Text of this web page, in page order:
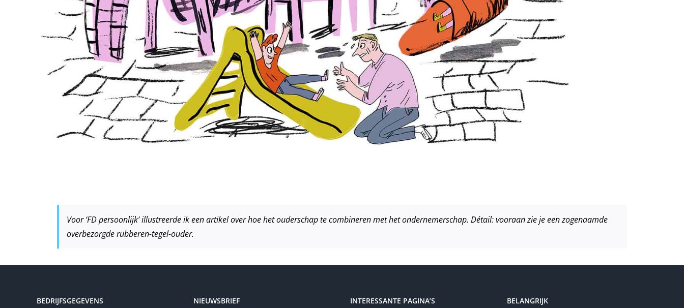
Voor ‘FD persoonlijk’ illustreerde ik een artikel over hoe het ouderschap te combineren met het ondernemerschap. Détail: vooraan zie je een zogenaamde
overbezorgde rubberen-tegel-ouder.
BEDRIJFSGEGEVENS NIEUWSBRIEF INTERESSANTE PAGINA’S BELANGRIJK